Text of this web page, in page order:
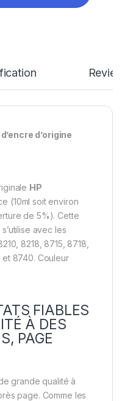
d’origine
HP
(10ml soit environ
de 5%). Cette
avec les
8218, 8715, 8718,
8740. Couleur
FIABLES
À DES
PAGE
grande qualité à
page. Comme les